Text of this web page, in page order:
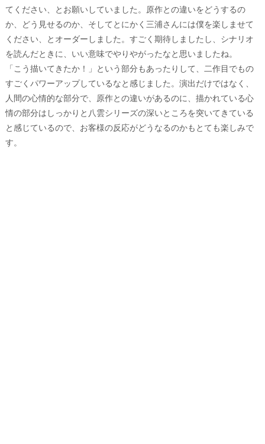
てください、とお願いしていました。原作との違いをどうするの
か、どう見せるのか、そしてとにかく三浦さんには僕を楽しませて
ください、とオーダーしました。すごく期待しましたし、シナリオ
を読んだときに、いい意味でやりやがったなと思いましたね。
「こう描いてきたか！」という部分もあったりして、二作目でもの
すごくパワーアップしているなと感じました。演出だけではなく、
人間の心情的な部分で、原作との違いがあるのに、描かれている心
情の部分はしっかりと八雲シリーズの深いところを突いてきている
と感じているので、お客様の反応がどうなるのかもとても楽しみで
す。